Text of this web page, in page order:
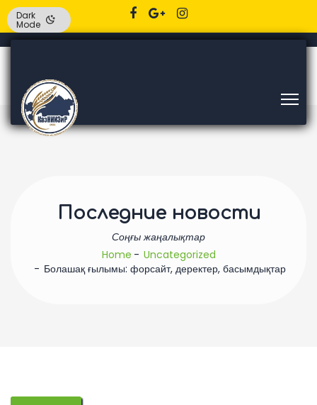
Последние новости
Соңғы жаңалықтар
Home
Uncategorized
Болашақ ғылымы: форсайт, деректер, басымдықтар
Dark
Mode